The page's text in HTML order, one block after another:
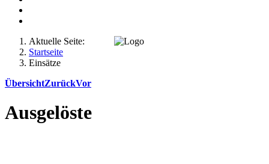
Aktuelle Seite:
Startseite
Einsätze
ÜbersichtZurückVor
Ausgelöste